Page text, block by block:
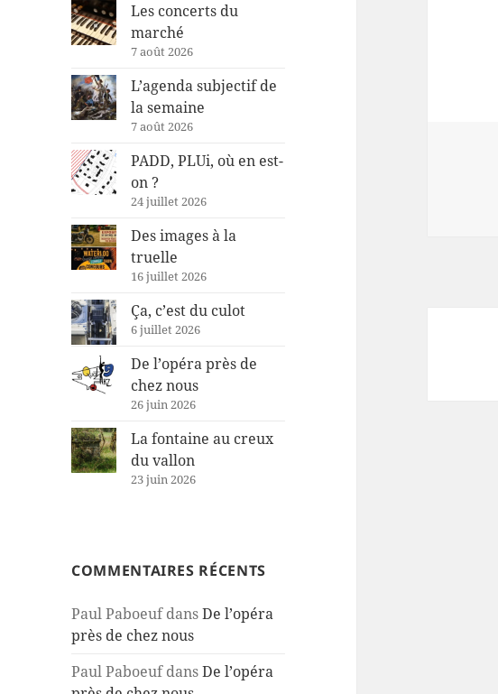
Les concerts du
marché
7 août 2026
L’agenda subjectif de
la semaine
7 août 2026
PADD, PLUi, où en est-
on ?
24 juillet 2026
Des images à la
truelle
16 juillet 2026
Ça, c’est du culot
6 juillet 2026
De l’opéra près de
chez nous
26 juin 2026
La fontaine au creux
du vallon
23 juin 2026
COMMENTAIRES RÉCENTS
Paul PaboeufdansDe l’opéra
près de chez nous
Paul PaboeufdansDe l’opéra